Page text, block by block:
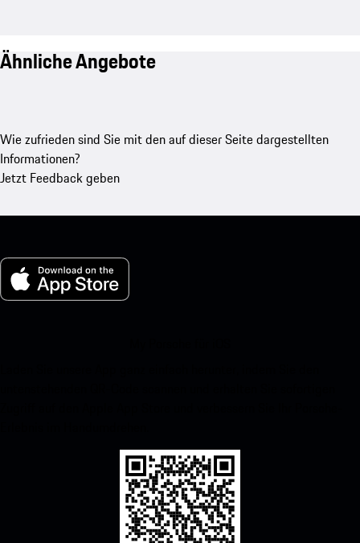
Ähnliche Angebote
Wie zufrieden sind Sie mit den auf dieser Seite dargestellten
Informationen?
Jetzt Feedback geben